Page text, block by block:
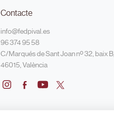
Contacte
info@fedpival.es
96 374 95 58
C/Marqués de Sant Joan nº 32, baix B,
46015, València